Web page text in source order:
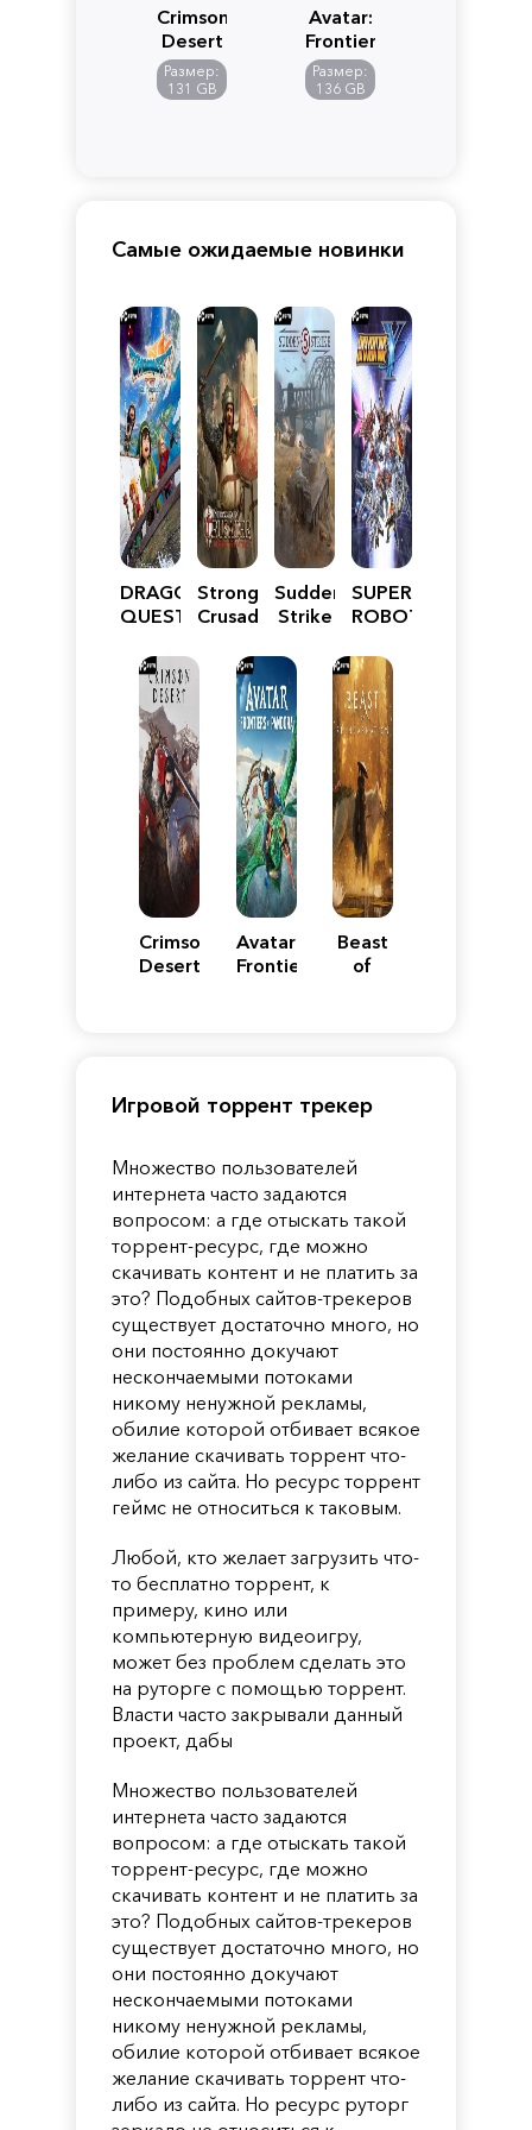
Crimson
Desert
Размер:
131 GB
Avatar:
Frontiers
of
Pandora
Размер:
136 GB
Самые ожидаемые новинки
DRAGON
QUEST
Reimagined
Stronghold
Crusader:
Edition
Sudden
Strike
SUPER
ROBOT
Y
Crimson
Desert
Avatar:
Frontiers
Beast
of
Игровой торрент трекер
Множество пользователей
интернета часто задаются
вопросом: а где отыскать такой
торрент-ресурс, где можно
скачивать контент и не платить за
это? Подобных сайтов-трекеров
существует достаточно много, но
они постоянно докучают
нескончаемыми потоками
никому ненужной рекламы,
обилие которой отбивает всякое
желание скачивать торрент что-
либо из сайта. Но ресурс торрент
геймс не относиться к таковым.
Любой, кто желает загрузить что-
то бесплатно торрент, к
примеру, кино или
компьютерную видеоигру,
может без проблем сделать это
на руторге с помощью торрент.
Власти часто закрывали данный
проект, дабы
Множество пользователей
интернета часто задаются
вопросом: а где отыскать такой
торрент-ресурс, где можно
скачивать контент и не платить за
это? Подобных сайтов-трекеров
существует достаточно много, но
они постоянно докучают
нескончаемыми потоками
никому ненужной рекламы,
обилие которой отбивает всякое
желание скачивать торрент что-
либо из сайта. Но ресурс руторг